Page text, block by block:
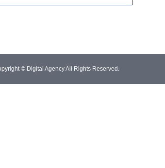
© Digital Agency All Rights Reserved.